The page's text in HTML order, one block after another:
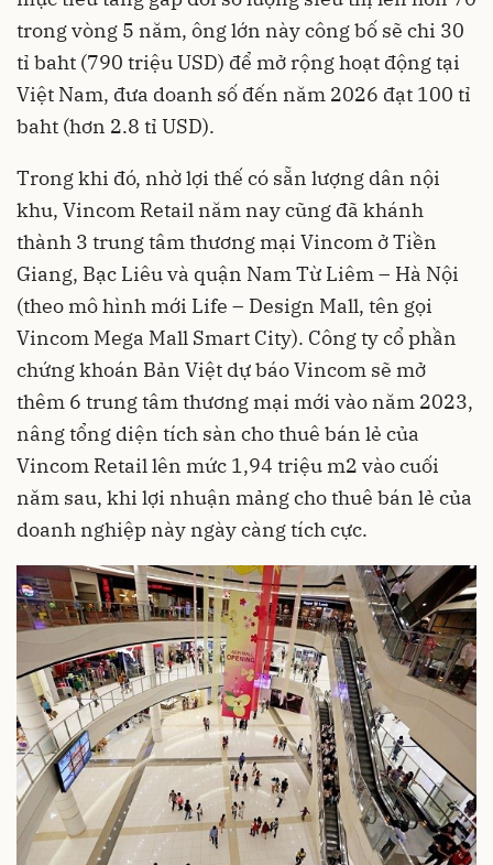
trong vòng 5 năm, ông lớn này công bố sẽ chi 30
tỉ baht (790 triệu USD) để mở rộng hoạt động tại
Việt Nam, đưa doanh số đến năm 2026 đạt 100 tỉ
baht (hơn 2.8 tỉ USD).
Trong khi đó, nhờ lợi thế có sẵn lượng dân nội
khu, Vincom Retail năm nay cũng đã khánh
thành 3 trung tâm thương mại Vincom ở Tiền
Giang, Bạc Liêu và quận Nam Từ Liêm – Hà Nội
(theo mô hình mới Life – Design Mall, tên gọi
Vincom Mega Mall Smart City). Công ty cổ phần
chứng khoán Bản Việt dự báo Vincom sẽ mở
thêm 6 trung tâm thương mại mới vào năm 2023,
nâng tổng diện tích sàn cho thuê bán lẻ của
Vincom Retail lên mức 1,94 triệu m2 vào cuối
năm sau, khi lợi nhuận mảng cho thuê bán lẻ của
doanh nghiệp này ngày càng tích cực.